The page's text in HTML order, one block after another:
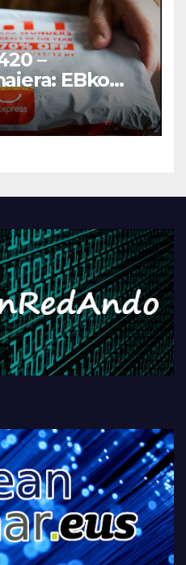
–
EBko
AAren
behin
bideojoko